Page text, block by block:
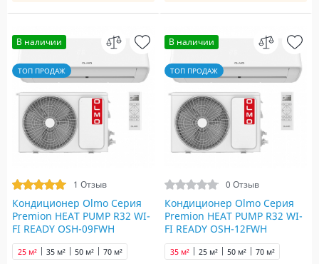
В наличии
ТОП ПРОДАЖ
1 Отзыв
Кондиционер Olmo Серия
Premion HEAT PUMP R32 WI-
FI READY OSH-09FWH
25 м² 35 м² 50 м² 70 м²
В наличии
ТОП ПРОДАЖ
0 Отзыв
Кондиционер Olmo Серия
Premion HEAT PUMP R32 WI-
FI READY OSH-12FWH
25 м²
35 м² 50 м² 70 м²